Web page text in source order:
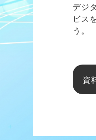
デジ
ビス
う。
資